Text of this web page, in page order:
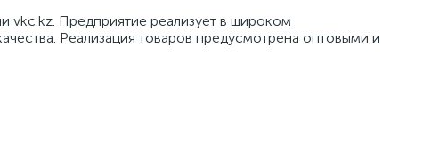
vkc.kz. Предприятие реализует в широком
Реализация товаров предусмотрена оптовыми и